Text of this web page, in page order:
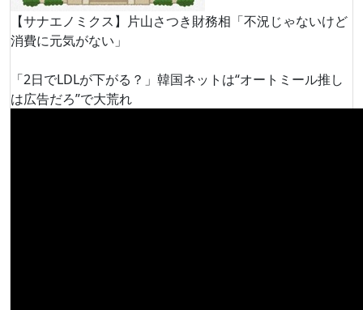
【サナエノミクス】片山さつき財務相「不況じゃないけど
消費に元気がない」
「2日でLDLが下がる？」韓国ネットは“オートミール推し
は広告だろ”で大荒れ